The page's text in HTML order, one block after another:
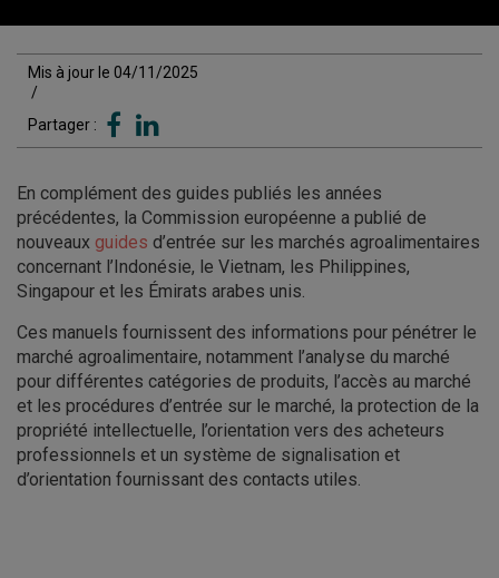
Mis à jour le 04/11/2025
/
Partager :
En complément des guides publiés les années
précédentes, la Commission européenne a publié de
nouveaux guides d’entrée sur les marchés agroalimentaires
concernant l’Indonésie, le Vietnam, les Philippines,
Singapour et les Émirats arabes unis.
Ces manuels fournissent des informations pour pénétrer le
marché agroalimentaire, notamment l’analyse du marché
pour différentes catégories de produits, l’accès au marché
et les procédures d’entrée sur le marché, la protection de la
propriété intellectuelle, l’orientation vers des acheteurs
professionnels et un système de signalisation et
d’orientation fournissant des contacts utiles.